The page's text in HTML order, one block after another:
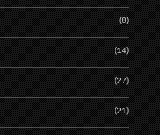
(8)
(14)
(27)
(21)